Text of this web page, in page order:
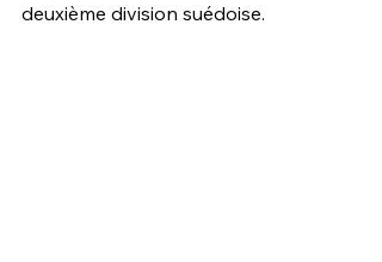
deuxième division suédoise.